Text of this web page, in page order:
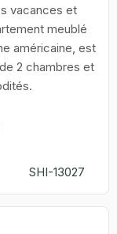
vacances et
meublé
américaine, est
2 chambres et
SHI-13027